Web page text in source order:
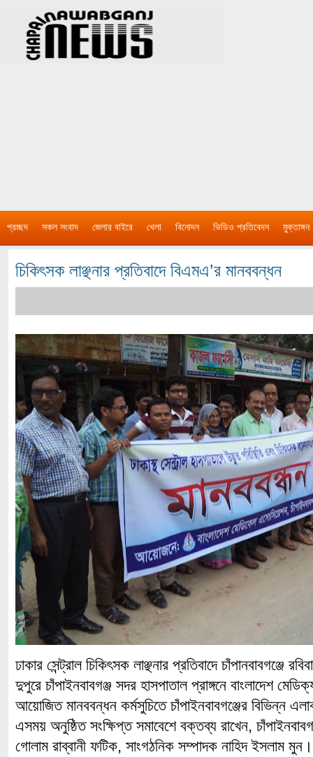
প্রচ্ছদ সকল সংবাদ জেলার বাইরে খেলা বিনোদন ভিডিও প্রতিবেদন মুক্তাঙ্গন
চিকিৎসক লাঞ্ছনার প্রতিবাদে বিএমএ’র মানববন্ধন
ঢাকার সেন্ট্রাল চিকিৎসক লাঞ্ছনার প্রতিবাদে চাঁপানবাবগঞ্জে
দুপুরে চাঁপাইনবাবগঞ্জ সদর হাসপাতাল প্রাঙ্গনে বাংলাদেশ
আয়োজিত মানববন্ধন কর্মসুচিতে চাঁপাইনবাবগঞ্জের বিভিন্ন
এসময় অনুষ্ঠিত সংক্ষিপ্ত সমাবেশে বক্তব্য রাখেন,
গোলাম রাব্বানী ফটিক, সাংগঠনিক সম্পাদক নাহিদ ইসলাম